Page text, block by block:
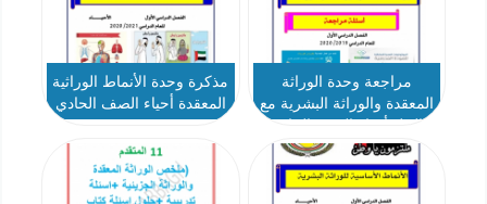
مراجعة وحدة الوراثة
المعقدة والوراثة البشرية مع
عشر متقدم
مذكرة وحدة الأنماط الوراثية
المعقدة أحياء الصف الحادي